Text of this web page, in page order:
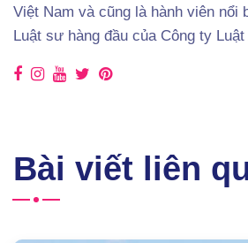
Việt Nam và cũng là hành viên nổi
Luật sư hàng đầu của Công ty Luật
Bài viết liên